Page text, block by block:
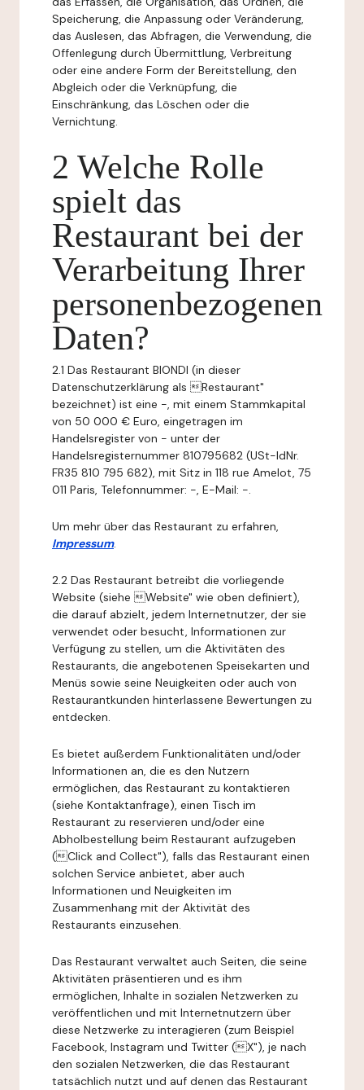
Speicherung, die Anpassung oder Veränderung,
das Auslesen, das Abfragen, die Verwendung, die
Offenlegung durch Übermittlung, Verbreitung
oder eine andere Form der Bereitstellung, den
Abgleich oder die Verknüpfung, die
Einschränkung, das Löschen oder die
Vernichtung.
2 Welche Rolle
spielt das
Restaurant bei der
Verarbeitung Ihrer
personenbezogenen
Daten?
2.1 Das Restaurant BIONDI (in dieser
Datenschutzerklärung als Restaurant"
bezeichnet) ist eine -, mit einem Stammkapital
von 50 000 € Euro, eingetragen im
Handelsregister von - unter der
Handelsregisternummer 810795682 (USt-IdNr.
FR35 810 795 682), mit Sitz in 118 rue Amelot, 75
011 Paris, Telefonnummer: -, E-Mail: -.
Um mehr über das Restaurant zu erfahren,
Impressum.
2.2 Das Restaurant betreibt die vorliegende
Website (siehe Website" wie oben definiert),
die darauf abzielt, jedem Internetnutzer, der sie
verwendet oder besucht, Informationen zur
Verfügung zu stellen, um die Aktivitäten des
Restaurants, die angebotenen Speisekarten und
Menüs sowie seine Neuigkeiten oder auch von
Restaurantkunden hinterlassene Bewertungen zu
entdecken.
Es bietet außerdem Funktionalitäten und/oder
Informationen an, die es den Nutzern
ermöglichen, das Restaurant zu kontaktieren
(siehe Kontaktanfrage), einen Tisch im
Restaurant zu reservieren und/oder eine
Abholbestellung beim Restaurant aufzugeben
(Click and Collect"), falls das Restaurant einen
solchen Service anbietet, aber auch
Informationen und Neuigkeiten im
Zusammenhang mit der Aktivität des
Restaurants einzusehen.
Das Restaurant verwaltet auch Seiten, die seine
Aktivitäten präsentieren und es ihm
ermöglichen, Inhalte in sozialen Netzwerken zu
veröffentlichen und mit Internetnutzern über
diese Netzwerke zu interagieren (zum Beispiel
Facebook, Instagram und Twitter (X"), je nach
den sozialen Netzwerken, die das Restaurant
tatsächlich nutzt und auf denen das Restaurant